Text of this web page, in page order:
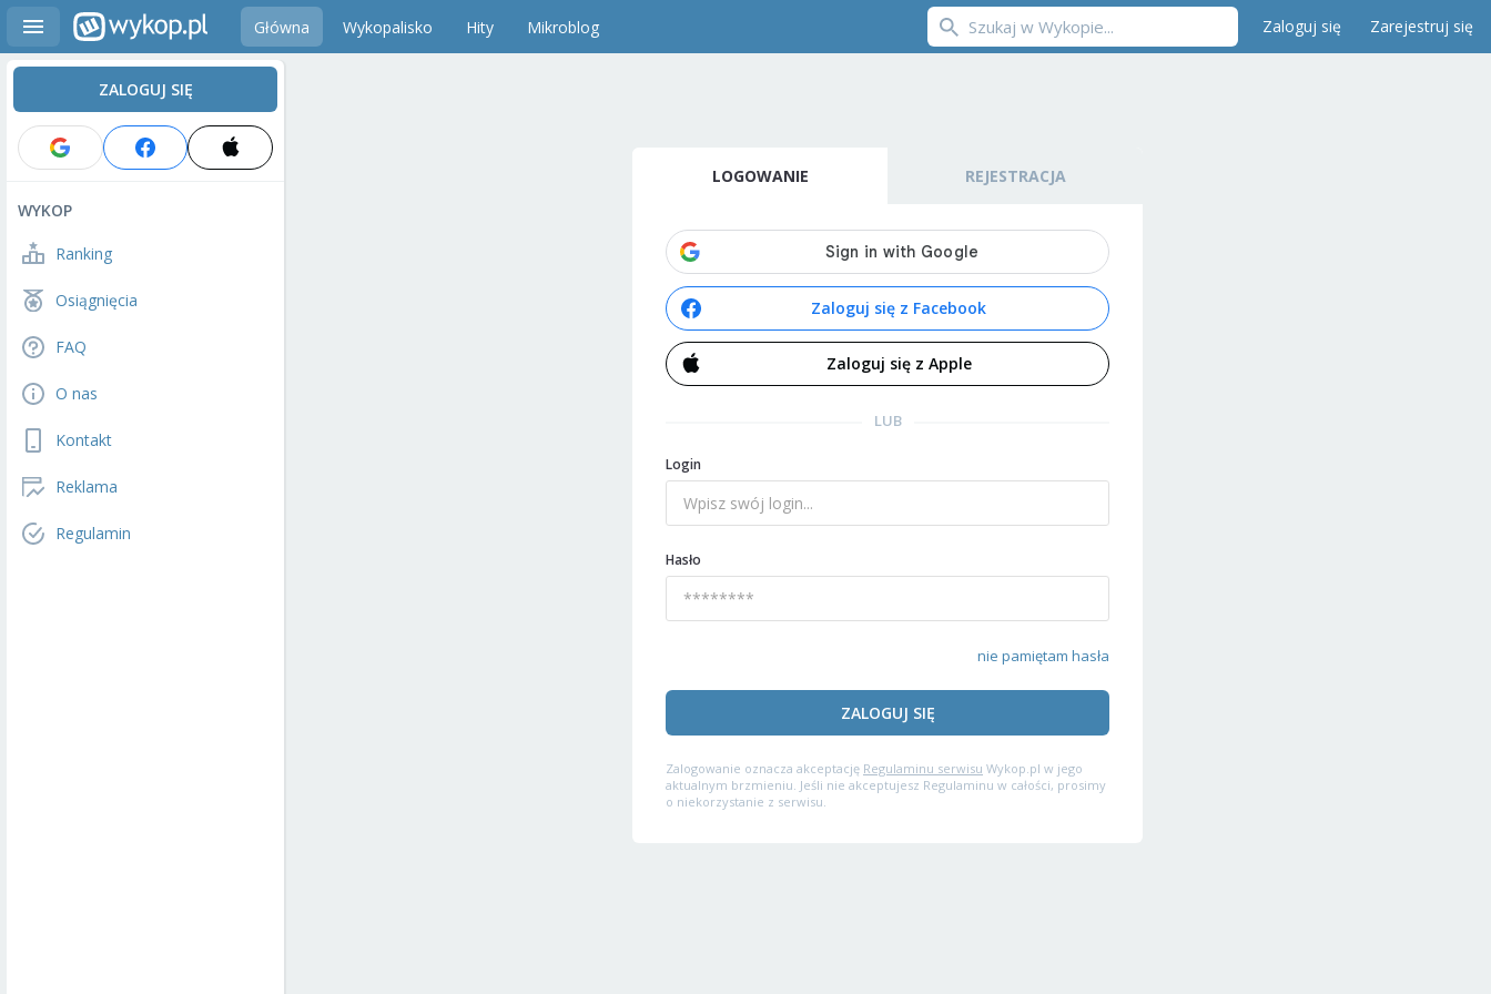
Główna Wykopalisko Hity Mikroblog Zaloguj się Zarejestruj się
ZALOGUJ SIĘ
WYKOP
Ranking
Osiągnięcia
FAQ
O nas
Kontakt
Reklama
Regulamin
LOGOWANIE REJESTRACJA
Zaloguj się z Facebook
Zaloguj się z Apple
LUB
Login
Hasło
nie pamiętam hasła
ZALOGUJ SIĘ
Zalogowanie oznacza akceptację Regulaminu serwisu Wykop.pl w jego
aktualnym brzmieniu. Jeśli nie akceptujesz Regulaminu w całości, prosimy
o niekorzystanie z serwisu.